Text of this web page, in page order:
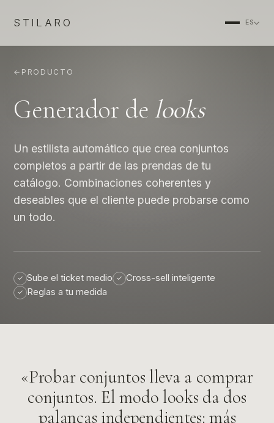
STILARO ES
← PRODUCTO
Generador de looks
Un estilista automático que crea conjuntos
completos a partir de las prendas de tu
catálogo. Combinaciones coherentes y
deseables que el cliente puede probarse como
un todo.
✓ Sube el ticket medio ✓ Cross-sell inteligente
✓ Reglas a tu medida
«Probar conjuntos lleva a comprar
conjuntos. El modo looks da dos
palancas independientes: más